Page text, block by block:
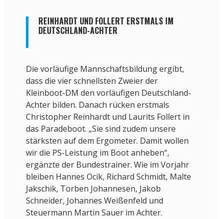
REINHARDT UND FOLLERT ERSTMALS IM
DEUTSCHLAND-ACHTER
Die vorläufige Mannschaftsbildung ergibt,
dass die vier schnellsten Zweier der
Kleinboot-DM den vorläufigen Deutschland-
Achter bilden. Danach rücken erstmals
Christopher Reinhardt und Laurits Follert in
das Paradeboot. „Sie sind zudem unsere
stärksten auf dem Ergometer. Damit wollen
wir die PS-Leistung im Boot anheben“,
ergänzte der Bundestrainer. Wie im Vorjahr
bleiben Hannes Ocik, Richard Schmidt, Malte
Jakschik, Torben Johannesen, Jakob
Schneider, Johannes Weißenfeld und
Steuermann Martin Sauer im Achter.